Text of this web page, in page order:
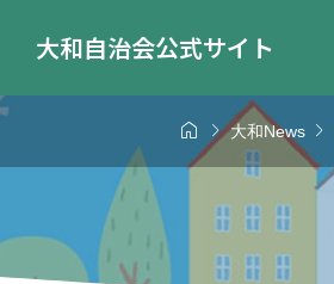
大和自治会公式サイト
 大和News 